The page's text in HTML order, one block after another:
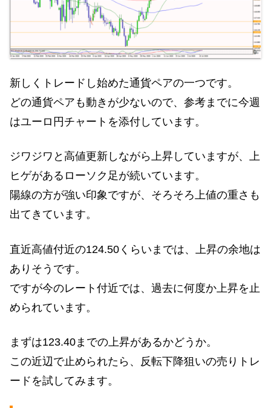
新しくトレードし始めた通貨ペアの一つです。
どの通貨ペアも動きが少ないので、参考までに今週
はユーロ円チャートを添付しています。
ジワジワと高値更新しながら上昇していますが、上
ヒゲがあるローソク足が続いています。
陽線の方が強い印象ですが、そろそろ上値の重さも
出てきています。
直近高値付近の124.50くらいまでは、上昇の余地は
ありそうです。
ですが今のレート付近では、過去に何度か上昇を止
められています。
まずは123.40までの上昇があるかどうか。
この近辺で止められたら、反転下降狙いの売りトレ
ードを試してみます。